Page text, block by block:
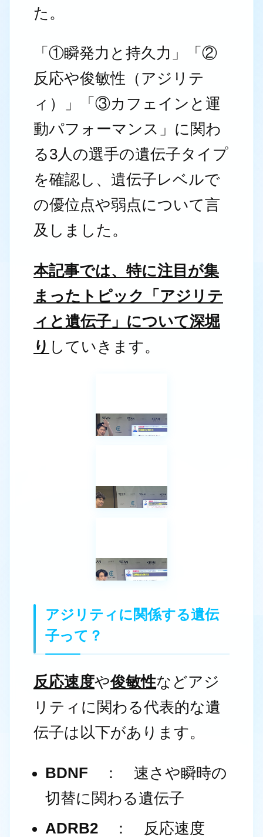
た。
「①瞬発力と持久力」「②
反応や俊敏性（アジリテ
ィ）」「③カフェインと運
動パフォーマンス」に関わ
る3人の選手の遺伝子タイプ
を確認し、遺伝子レベルで
の優位点や弱点について言
及しました。
本記事では、特に注目が集
まったトピック「アジリテ
ィと遺伝子」について深堀
り していきます。
対談セッション1
対談セッション2
対談セッション3
アジリティに関係する遺伝
子って？
反応速度や俊敏性などアジ
リティに関わる代表的な遺
伝子は以下があります。
BDNF ： 速さや瞬時の
切替に関わる遺伝子
ADRB2 ： 反応速度